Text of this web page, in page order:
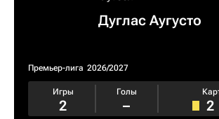
Дуглас Аугусто
Премьер-лига 2026/2027
Игры
2
Голы
– 2